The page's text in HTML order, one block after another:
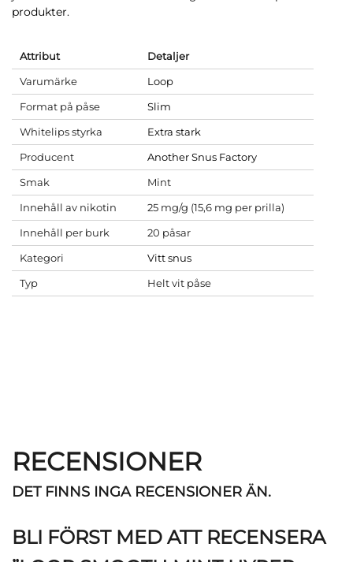
produkter.
Attribut
Detaljer
Varumärke
Loop
Format på påse
Slim
Whitelips styrka
Extra stark
Producent
Another Snus Factory
Smak
Mint
Innehåll av nikotin
25 mg/g (15,6 mg per prilla)
Innehåll per burk
20 påsar
Kategori
Vitt snus
Typ
Helt vit påse
RECENSIONER
DET FINNS INGA RECENSIONER ÄN.
BLI FÖRST MED ATT RECENSERA